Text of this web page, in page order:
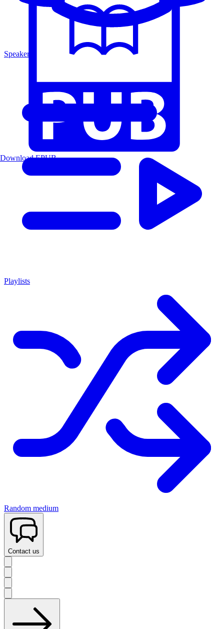
Speakers
Playlists
Random medium
Contact us
Download EPUB